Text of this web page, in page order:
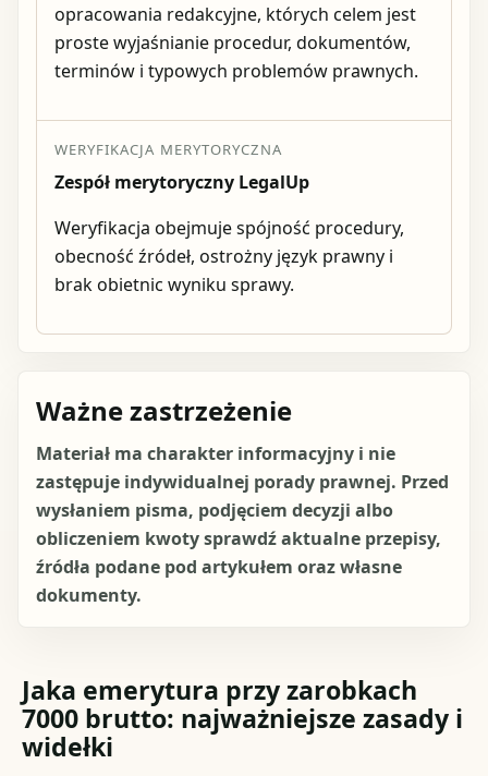
opracowania redakcyjne, których celem jest
proste wyjaśnianie procedur, dokumentów,
terminów i typowych problemów prawnych.
WERYFIKACJA MERYTORYCZNA
Zespół merytoryczny LegalUp
Weryfikacja obejmuje spójność procedury,
obecność źródeł, ostrożny język prawny i
brak obietnic wyniku sprawy.
Ważne zastrzeżenie
Materiał ma charakter informacyjny i nie
zastępuje indywidualnej porady prawnej. Przed
wysłaniem pisma, podjęciem decyzji albo
obliczeniem kwoty sprawdź aktualne przepisy,
źródła podane pod artykułem oraz własne
dokumenty.
Jaka emerytura przy zarobkach
7000 brutto: najważniejsze zasady i
widełki